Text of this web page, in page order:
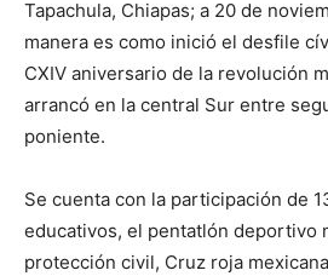
Tapachula, Chiapas; a 20 de
manera es como inició el desfile
CXIV aniversario de la revolución
arrancó en la central Sur entre
poniente.
Se cuenta con la participación de
educativos, el pentatlón deportivo
protección civil, Cruz roja